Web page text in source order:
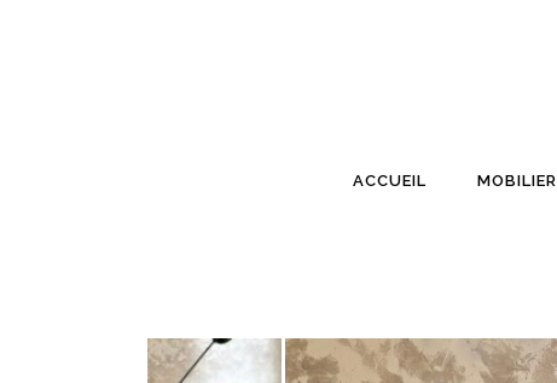
ACCUEIL MOBILIER